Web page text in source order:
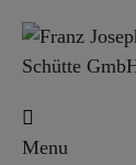
Menu